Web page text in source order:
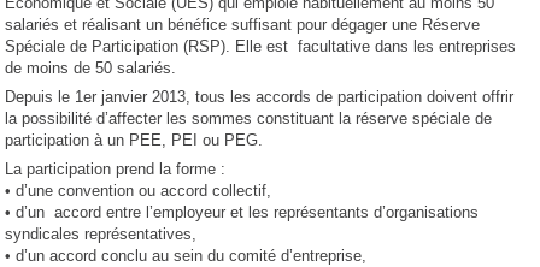
salariés et réalisant un bénéfice suffisant pour dégager une Réserve
Spéciale de Participation (RSP). Elle est facultative dans les entreprises
de moins de 50 salariés.
Depuis le 1er janvier 2013, tous les accords de participation doivent offrir
la possibilité d’affecter les sommes constituant la réserve spéciale de
participation à un PEE, PEI ou PEG.
La participation prend la forme :
• d’une convention ou accord collectif,
• d’un accord entre l’employeur et les représentants d’organisations
syndicales représentatives,
• d’un accord conclu au sein du comité d’entreprise,